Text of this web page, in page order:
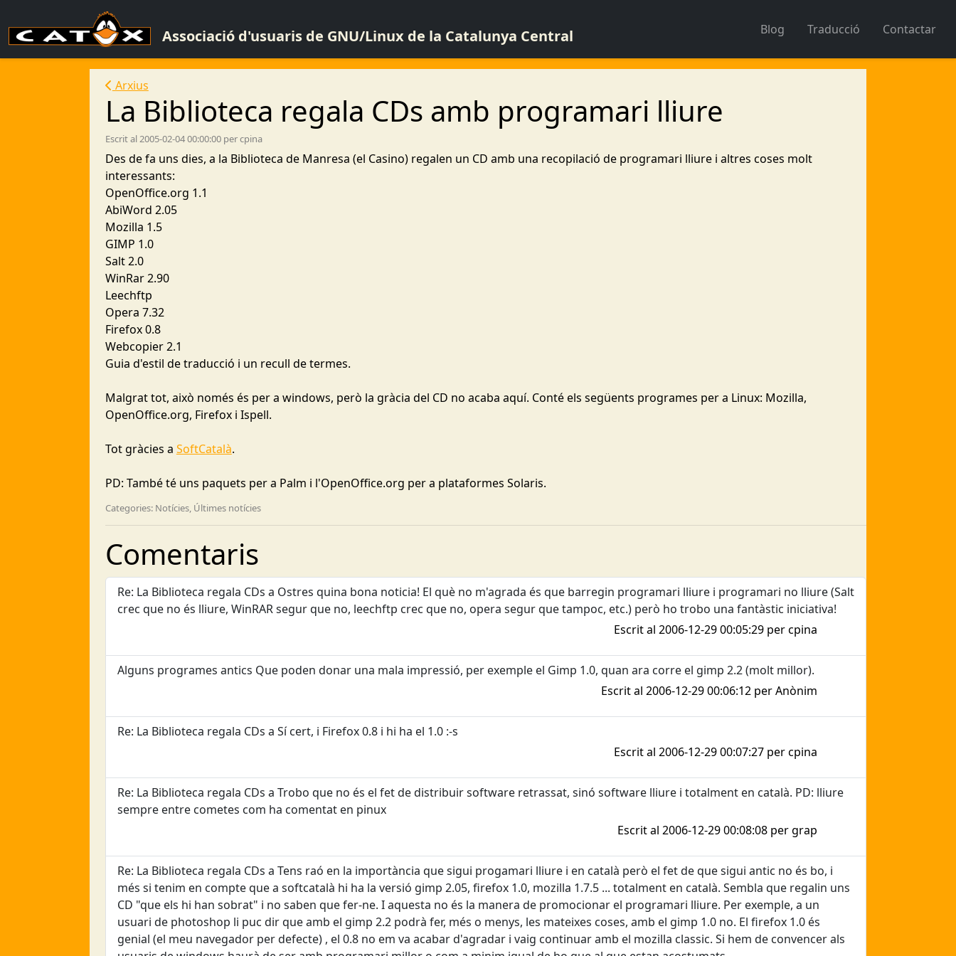
Associació d'usuaris de GNU/Linux de la Catalunya Central Blog Traducció Contactar
Arxius
La Biblioteca regala CDs amb programari lliure
Escrit al 2005-02-04 00:00:00 per cpina
Des de fa uns dies, a la Biblioteca de Manresa (el Casino) regalen un CD amb una recopilació de programari lliure i altres coses molt
interessants:
OpenOffice.org 1.1
AbiWord 2.05
Mozilla 1.5
GIMP 1.0
Salt 2.0
WinRar 2.90
Leechftp
Opera 7.32
Firefox 0.8
Webcopier 2.1
Guia d'estil de traducció i un recull de termes.
Malgrat tot, això només és per a windows, però la gràcia del CD no acaba aquí. Conté els següents programes per a Linux: Mozilla,
OpenOffice.org, Firefox i Ispell.
Tot gràcies a SoftCatalà.
PD: També té uns paquets per a Palm i l'OpenOffice.org per a plataformes Solaris.
Categories: Notícies, Últimes notícies
Comentaris
Re: La Biblioteca regala CDs a Ostres quina bona noticia! El què no m'agrada és que barregin programari lliure i programari no lliure (Salt
crec que no és lliure, WinRAR segur que no, leechftp crec que no, opera segur que tampoc, etc.) però ho trobo una fantàstic iniciativa!
Escrit al 2006-12-29 00:05:29 per cpina
Alguns programes antics Que poden donar una mala impressió, per exemple el Gimp 1.0, quan ara corre el gimp 2.2 (molt millor).
Escrit al 2006-12-29 00:06:12 per Anònim
Re: La Biblioteca regala CDs a Sí cert, i Firefox 0.8 i hi ha el 1.0 :-s
Escrit al 2006-12-29 00:07:27 per cpina
Re: La Biblioteca regala CDs a Trobo que no és el fet de distribuir software retrassat, sinó software lliure i totalment en català. PD: lliure
sempre entre cometes com ha comentat en pinux
Escrit al 2006-12-29 00:08:08 per grap
Re: La Biblioteca regala CDs a Tens raó en la importància que sigui progamari lliure i en català però el fet de que sigui antic no és bo, i
més si tenim en compte que a softcatalà hi ha la versió gimp 2.05, firefox 1.0, mozilla 1.7.5 ... totalment en català. Sembla que regalin uns
CD "que els hi han sobrat" i no saben que fer-ne. I aquesta no és la manera de promocionar el programari lliure. Per exemple, a un
usuari de photoshop li puc dir que amb el gimp 2.2 podrà fer, més o menys, les mateixes coses, amb el gimp 1.0 no. El firefox 1.0 és
genial (el meu navegador per defecte) , el 0.8 no em va acabar d'agradar i vaig continuar amb el mozilla classic. Si hem de convencer als